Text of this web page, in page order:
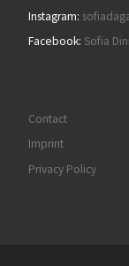
Instagram:
Facebook: Sofia
Contact
Imprint
Privacy Policy